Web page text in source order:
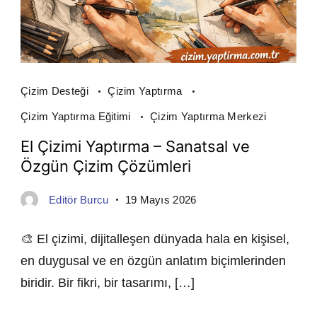
Çizim Desteği Çizim Yaptırma
Çizim Yaptırma Eğitimi Çizim Yaptırma Merkezi
El Çizimi Yaptırma – Sanatsal ve
Özgün Çizim Çözümleri
Editör Burcu 19 Mayıs 2026
🎨 El çizimi, dijitalleşen dünyada hala en kişisel,
en duygusal ve en özgün anlatım biçimlerinden
biridir. Bir fikri, bir tasarımı, […]